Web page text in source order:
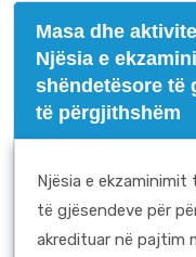
Masa dhe
Njësia e
shëndetësore të
të përgjithshëm
Njësia e
të gjësendeve për
akredituar në pajtim